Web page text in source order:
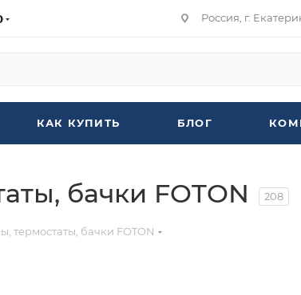
Россия, г.
КАК КУПИТЬ БЛОГ
бачки FOTON 208
термостаты, бачки FOTON